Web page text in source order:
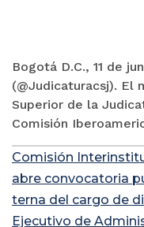
Bogotá D.C., 11 de
(@Judicaturacsj). El
Superior de la
Comisión
Comisión
abre convocatoria
terna del cargo de
Ejecutivo de